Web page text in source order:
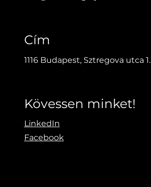
Cím
1116 Budapest, Sztregova utca 1.
Kövessen minket!
LinkedIn
Facebook